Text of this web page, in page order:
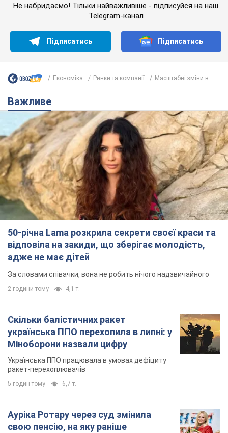
Не набридаємо! Тільки найважливіше - підписуйся на наш
Telegram-канал
Підписатись Підписатись
Економіка Ринки та компанії Масштабні зміни в...
Важливе
50-річна Lama розкрила секрети своєї краси та
відповіла на закиди, що зберігає молодість,
адже не має дітей
За словами співачки, вона не робить нічого надзвичайного
2 години тому 4,1 т.
Скільки балістичних ракет
українська ППО перехопила в липні: у
Міноборони назвали цифру
Українська ППО працювала в умовах дефіциту
ракет-перехоплювачів
5 годин тому 6,7 т.
Ауріка Ротару через суд змінила
свою пенсію, на яку раніше